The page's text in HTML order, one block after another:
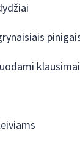
klausimai